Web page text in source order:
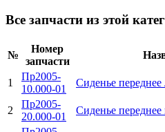
Все запчасти из этой
№
Номер
запчасти
1
Пр2005-
10.000-01
Сиденье переднее
2
Пр2005-
20.000-01
Сиденье переднее